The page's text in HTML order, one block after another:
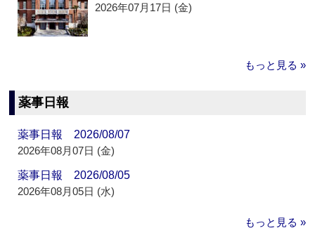
2026年07月17日 (金)
もっと見る »
薬事日報
薬事日報 2026/08/07
2026年08月07日 (金)
薬事日報 2026/08/05
2026年08月05日 (水)
もっと見る »